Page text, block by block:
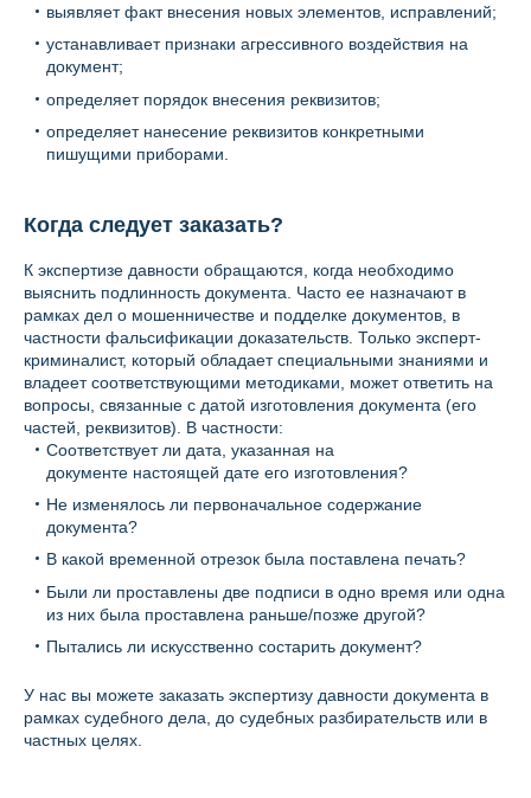
выявляет факт внесения новых элементов, исправлений;
устанавливает признаки агрессивного воздействия на
документ;
определяет порядок внесения реквизитов;
определяет нанесение реквизитов конкретными
пишущими приборами.
Когда следует заказать?
К экспертизе давности обращаются, когда необходимо
выяснить подлинность документа. Часто ее назначают в
рамках дел о мошенничестве и подделке документов, в
частности фальсификации доказательств. Только эксперт-
криминалист, который обладает специальными знаниями и
владеет соответствующими методиками, может ответить на
вопросы, связанные с датой изготовления документа (его
частей, реквизитов). В частности:
Соответствует ли дата, указанная на
документе настоящей дате его изготовления?
Не изменялось ли первоначальное содержание
документа?
В какой временной отрезок была поставлена печать?
Были ли проставлены две подписи в одно время или одна
из них была проставлена раньше/позже другой?
Пытались ли искусственно состарить документ?
У нас вы можете заказать экспертизу давности документа в
рамках судебного дела, до судебных разбирательств или в
частных целях.